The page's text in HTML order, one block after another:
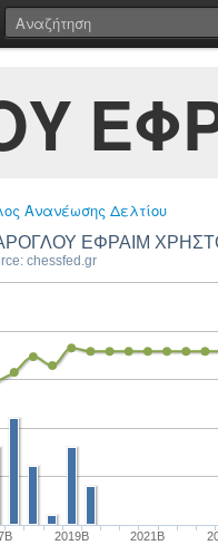
Ανανέωσης Δελτίου
ΕΦΡΑΙΜ
chessfed.gr
2019B 2021B